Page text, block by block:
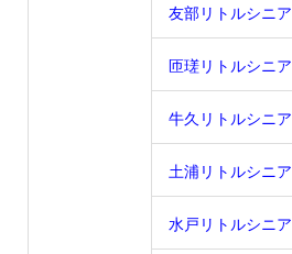
友部リトルシニア
匝瑳リトルシニア
牛久リトルシニア
土浦リトルシニア
水戸リトルシニア